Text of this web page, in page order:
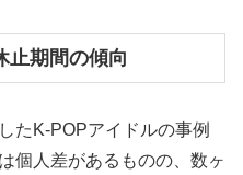
止期間の傾向
たK-POPアイドルの事例
個人差があるものの、数ヶ